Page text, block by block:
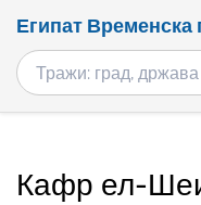
Египат Временска
Кафр ел-